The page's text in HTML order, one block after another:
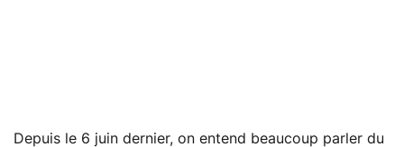
Depuis le 6 juin dernier, on entend beaucoup parler du